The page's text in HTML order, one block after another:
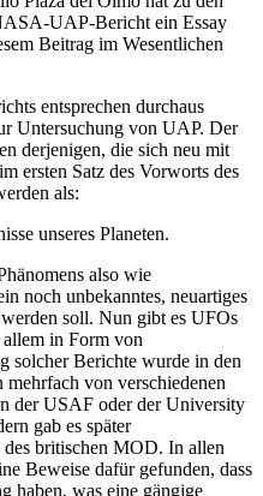
UAP-Bericht ein Essay
Beitrag im Wesentlichen
entsprechen durchaus
Untersuchung von UAP. Der
derjenigen, die sich neu mit
ersten Satz des Vorworts des
als:
unseres Planeten.
also wie
noch unbekanntes, neuartiges
soll. Nun gibt es UFOs
in Form von
solcher Berichte wurde in den
von verschiedenen
der USAF oder der University
gab es später
britischen MOD. In allen
Beweise dafür gefunden, dass
haben, was eine gängige